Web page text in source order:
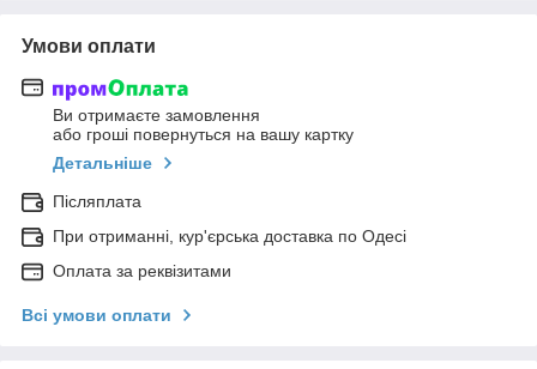
Умови оплати
Ви отримаєте замовлення
або гроші повернуться на вашу картку
Детальніше
Післяплата
При отриманні, кур'єрська доставка по Одесі
Оплата за реквізитами
Всі умови оплати